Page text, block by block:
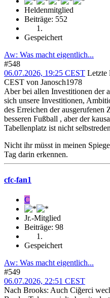
Heldenmitglied
Beiträge: 552
Gespeichert
Aw: Was macht eigentlich...
#548
06.07.2026, 19:25 CEST Letzte
CEST von Janosch1978
Aber bei allen Investitionen der
sich unsere Investitionen,
des Erreichen der
besseren Fußball , aber der
Tabellenplatz ist nicht
Nicht ihr müsst in meinen
Tag darin erkennen.
cfc-fan1
C
Jr.-Mitglied
Beiträge: 98
Gespeichert
Aw: Was macht eigentlich...
#549
06.07.2026, 22:51 CEST
Nach Brooks: Auch Ciğerci